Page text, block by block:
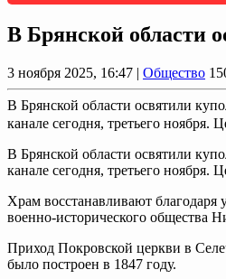
В Брянской области
3 ноября 2025, 16:47 | Общество
В Брянской области освятили
канале сегодня, третьего ноября.
В Брянской области освятили
канале сегодня, третьего ноября.
Храм восстанавливают благодаря
военно-исторического общества
Приход Покровской церкви в
было построен в 1847 году.